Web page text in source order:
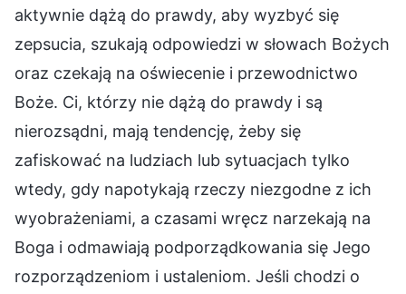
aktywnie dążą do prawdy, aby wyzbyć się
zepsucia, szukają odpowiedzi w słowach Bożych
oraz czekają na oświecenie i przewodnictwo
Boże. Ci, którzy nie dążą do prawdy i są
nierozsądni, mają tendencję, żeby się
zafiskować na ludziach lub sytuacjach tylko
wtedy, gdy napotykają rzeczy niezgodne z ich
wyobrażeniami, a czasami wręcz narzekają na
Boga i odmawiają podporządkowania się Jego
rozporządzeniom i ustaleniom. Jeśli chodzi o